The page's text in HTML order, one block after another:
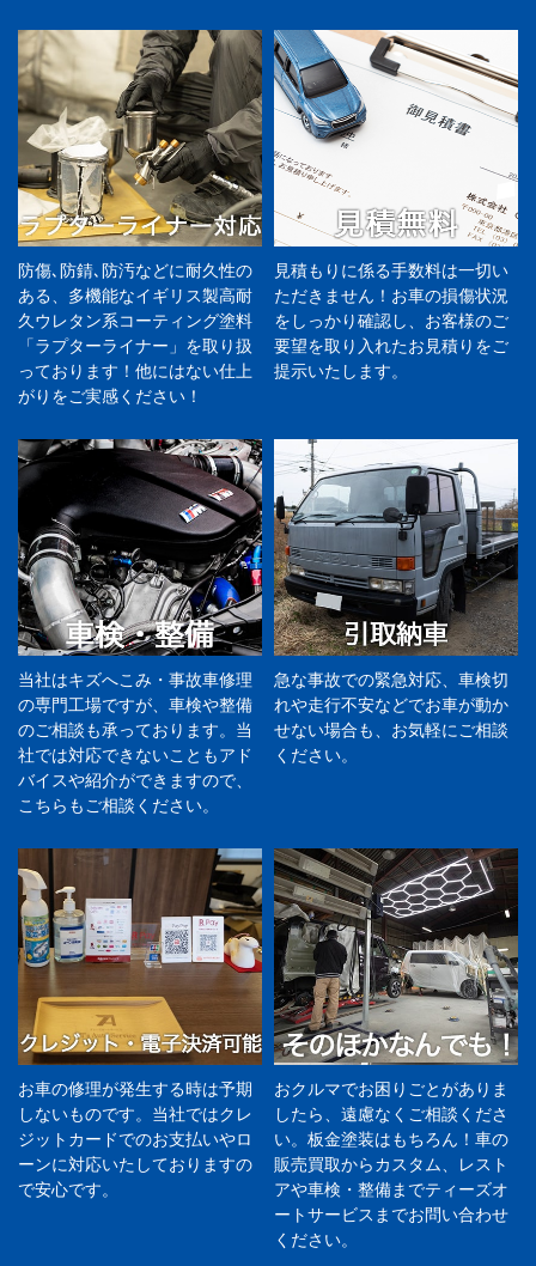
防傷､防錆､防汚などに耐久性の
ある、多機能なイギリス製高耐
久ウレタン系コーティング塗料
「ラプターライナー」を取り扱
っております！他にはない仕上
がりをご実感ください！
見積もりに係る手数料は一切い
ただきません！お車の損傷状況
をしっかり確認し、お客様のご
要望を取り入れたお見積りをご
提示いたします。
当社はキズへこみ・事故車修理
の専門工場ですが、車検や整備
のご相談も承っております。当
社では対応できないこともアド
バイスや紹介ができますので、
こちらもご相談ください。
急な事故での緊急対応、車検切
れや走行不安などでお車が動か
せない場合も、お気軽にご相談
ください。
お車の修理が発生する時は予期
しないものです。当社ではクレ
ジットカードでのお支払いやロ
ーンに対応いたしておりますの
で安心です。
おクルマでお困りごとがありま
したら、遠慮なくご相談くださ
い。板金塗装はもちろん！車の
販売買取からカスタム、レスト
アや車検・整備までティーズオ
ートサービスまでお問い合わせ
ください。